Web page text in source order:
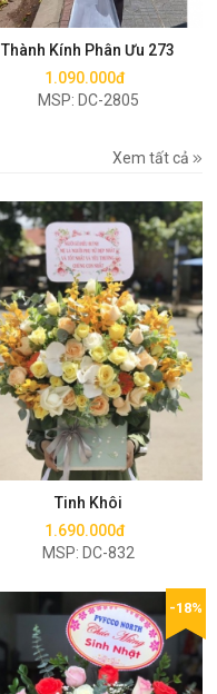
Thành Kính Phân Ưu 273
1.090.000đ
MSP: DC-2805
Mua ngay
Xem tất cả
Tinh Khôi
1.690.000đ
MSP: DC-832
Mua ngay
-18%